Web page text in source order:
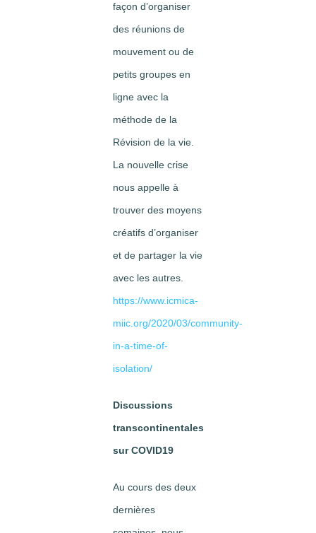
façon d’organiser
des réunions de
mouvement ou de
petits groupes en
ligne avec la
méthode de la
Révision de la vie.
La nouvelle crise
nous appelle à
trouver des moyens
créatifs d’organiser
et de partager la vie
avec les autres.
https://www.icmica-
miic.org/2020/03/community-
in-a-time-of-
isolation/
Discussions
transcontinentales
sur COVID19
Au cours des deux
dernières